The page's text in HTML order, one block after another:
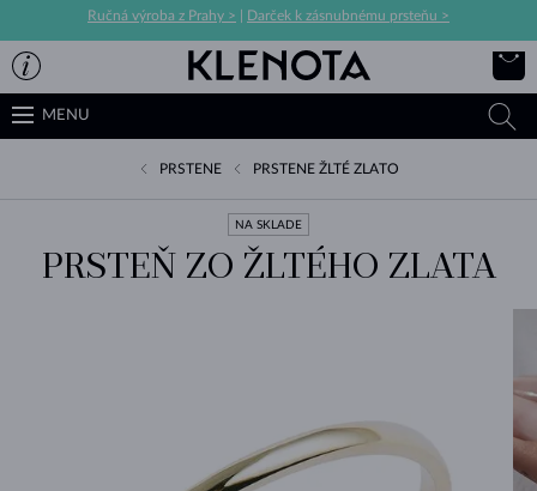
Ručná výroba z Prahy > Darček k zásnubnému prsteňu >
MENU
PRSTENE PRSTENE ŽLTÉ ZLATO
NA SKLADE
PRSTEŇ ZO ŽLTÉHO ZLATA